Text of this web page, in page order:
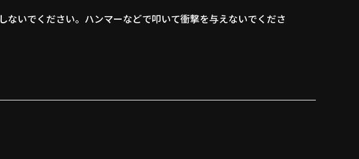
いでください。ハンマーなどで叩いて衝撃を与えないでくださ